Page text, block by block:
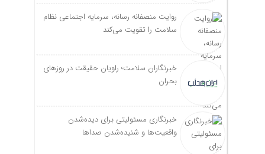
روایت منصفانه رسانه، سرمایه اجتماعی نظام
سلامت را تقویت می‌کند
خبرنگاران سلامت؛ راویان حقیقت در روزهای
بحران
خبرنگاری مسئولیتی برای دیده‌شدن
واقعیت‌ها و شنیده‌شدن صداها